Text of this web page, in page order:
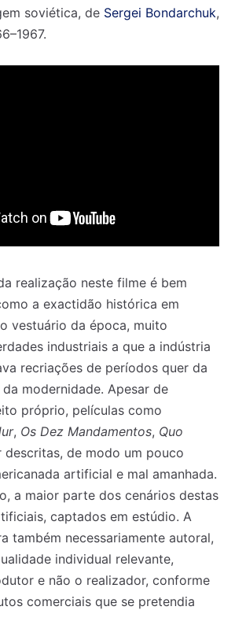
soviética, de Sergei Bondarchuk,
realização neste filme é bem
a exactidão histórica em
vestuário da época, muito
industriais a que a indústria
recriações de períodos quer da
modernidade. Apesar de
próprio, películas como
, Os Dez Mandamentos, Quo
descritas, de modo um pouco
artificial e mal amanhada.
a maior parte dos cenários destas
captados em estúdio. A
também necessariamente autoral,
individual relevante,
e não o realizador, conforme
comerciais que se pretendia